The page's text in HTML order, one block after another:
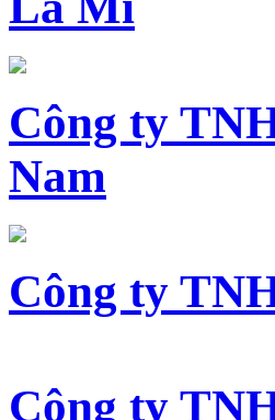
Công ty
Nam
Công ty
Công ty